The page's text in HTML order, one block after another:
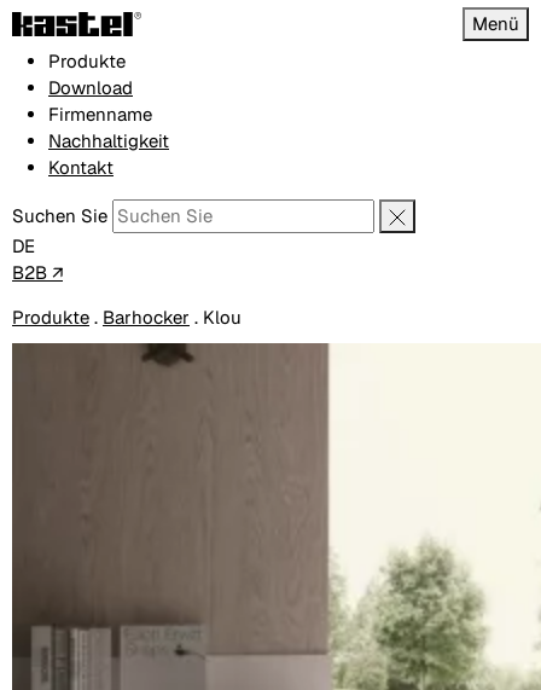
Menü
Produkte
Download
Firmenname
Nachhaltigkeit
Kontakt
Suchen Sie
DE
B2B ↗
Produkte . Barhocker . Klou